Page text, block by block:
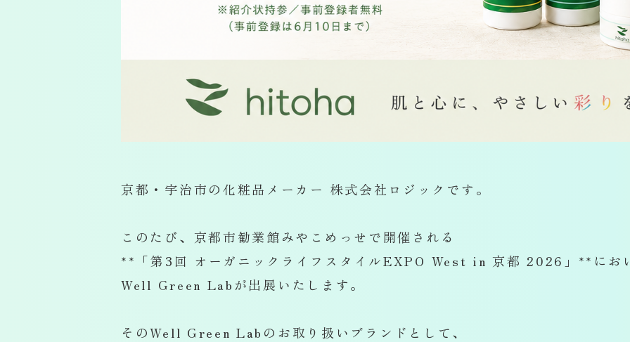
京都・宇治市の化粧品メーカー 株式会社ロジックです。
このたび、京都市勧業館みやこめっせで開催される
**「第3回 オーガニックライフスタイルEXPO West in 京都 2026」**にお
Well Green Labが出展いたします。
そのWell Green Labのお取り扱いブランドとして、